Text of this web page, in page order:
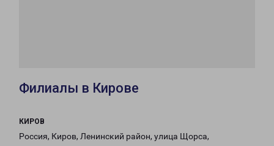
Филиалы в Кирове
КИРОВ
Россия, Киров, Ленинский район, улица Щорса,